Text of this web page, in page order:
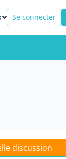
Se connecter
discussion